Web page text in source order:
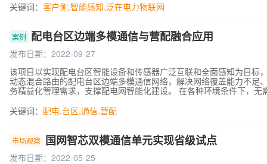
关键词： 客户侧,智能感知,泛在电力物联网
案例 配电台区边端多模通信与营配融合应用
发布日期：2022-09-27
该项目以实现配电台区智能设备和传感器广泛互联和全面感知为目
动态混合路由的配电台区边端多模通信网络，解决网络覆盖能力不
务精益化管理需求，支撑配电网智能化建设。 在各种环境条件下，
行，通过数据伴听装置，在营销 HPLC 网络无感的情况下，实现用户
关键词： 配电,台区,通信,营配
市场观察 国网智芯双模通信单元实现省级试点
发布日期：2022-05-25